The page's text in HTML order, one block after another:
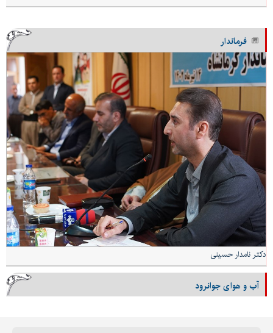
فرماندار
دکتر نامدار حسینی
آب و هوای جوانرود